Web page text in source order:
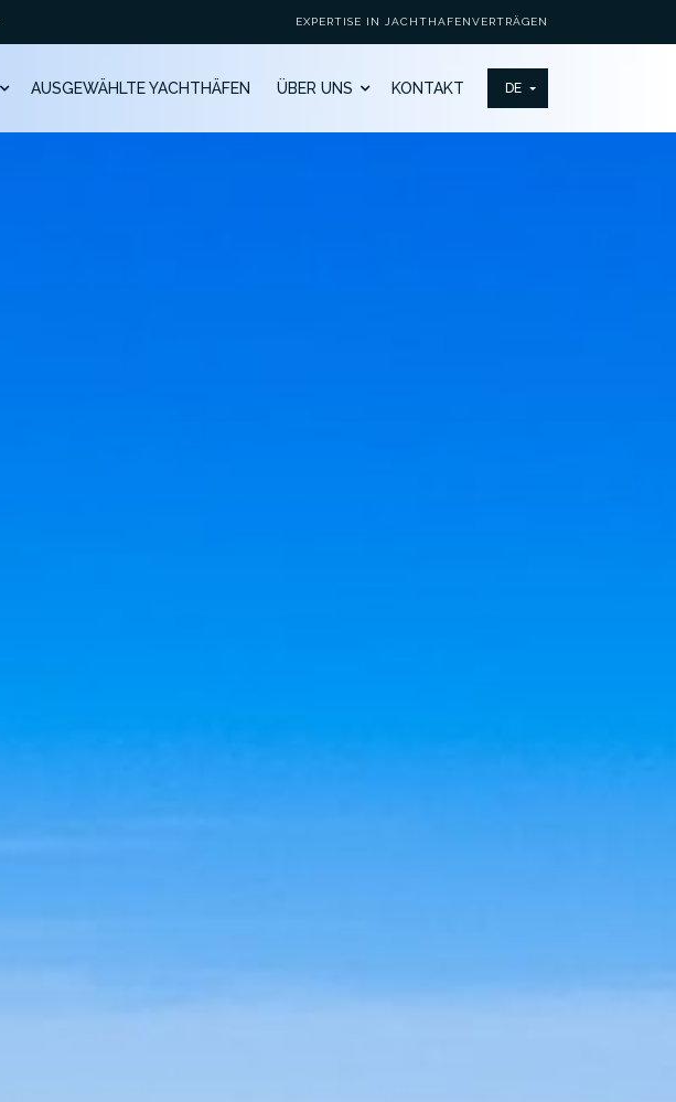
EXPERTISE IN JACHTHAFENVERTRÄGEN
AUSGEWÄHLTE YACHTHÄFEN ÜBER UNS KONTAKT